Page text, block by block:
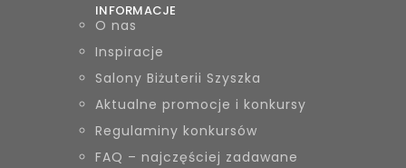
INFORMACJE
O nas
Inspiracje
Salony Biżuterii Szyszka
Aktualne promocje i konkursy
Regulaminy konkursów
FAQ – najczęściej zadawane